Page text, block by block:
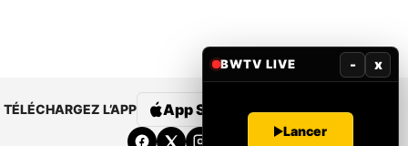
TÉLÉCHARGEZ L’APP App Store Google Play
BWTV LIVE - x
Lancer